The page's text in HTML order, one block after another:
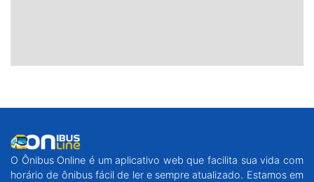
O Ônibus Online é um aplicativo web que facilita sua vida com
horário de ônibus fácil de ler e sempre atualizado. Estamos em